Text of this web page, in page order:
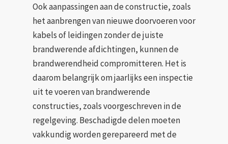
Ook aanpassingen aan de constructie, zoals
het aanbrengen van nieuwe doorvoeren voor
kabels of leidingen zonder de juiste
brandwerende afdichtingen, kunnen de
brandwerendheid compromitteren. Het is
daarom belangrijk om jaarlijks een inspectie
uit te voeren van brandwerende
constructies, zoals voorgeschreven in de
regelgeving. Beschadigde delen moeten
vakkundig worden gerepareerd met de